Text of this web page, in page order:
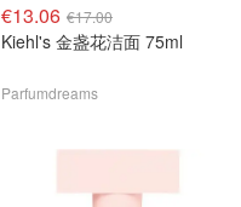
€13.06 €17.00
Kiehl's 金盏花洁面 75ml
Parfumdreams